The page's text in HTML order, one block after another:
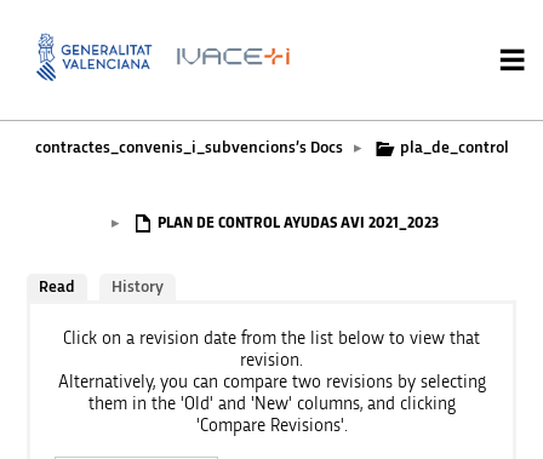
contractes_convenis_i_subvencions’s Docs ▸ pla_de_control
▸ PLAN DE CONTROL AYUDAS AVI 2021_2023
Read History
Click on a revision date from the list below to view that
revision.
Alternatively, you can compare two revisions by selecting
them in the 'Old' and 'New' columns, and clicking
'Compare Revisions'.